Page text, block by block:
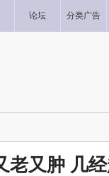
论坛 分类广告
老又肿 几